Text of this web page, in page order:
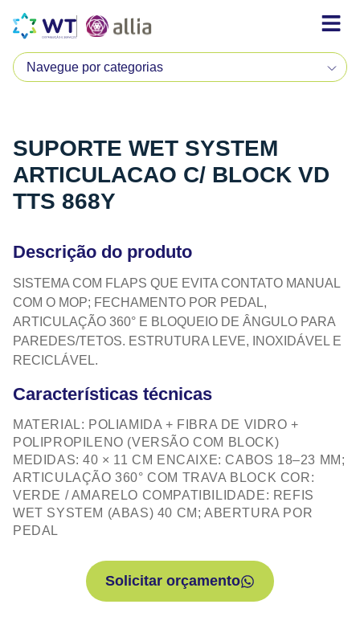
SUPORTE WET SYSTEM
ARTICULACAO C/ BLOCK VD
TTS 868Y
Descrição do produto
SISTEMA COM FLAPS QUE EVITA CONTATO MANUAL
COM O MOP; FECHAMENTO POR PEDAL,
ARTICULAÇÃO 360° E BLOQUEIO DE ÂNGULO PARA
PAREDES/TETOS. ESTRUTURA LEVE, INOXIDÁVEL E
RECICLÁVEL.
Características técnicas
MATERIAL: POLIAMIDA + FIBRA DE VIDRO +
POLIPROPILENO (VERSÃO COM BLOCK)
MEDIDAS: 40 × 11 CM ENCAIXE: CABOS 18–23 MM;
ARTICULAÇÃO 360° COM TRAVA BLOCK COR:
VERDE / AMARELO COMPATIBILIDADE: REFIS
WET SYSTEM (ABAS) 40 CM; ABERTURA POR
PEDAL
Solicitar orçamento